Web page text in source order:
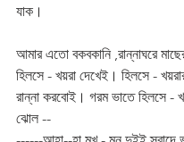
যাক।
আমার এতো বকবকানি ,রান্নাঘরে
হিলসে - খয়রা দেখেই। হিলসে -
রান্না করবোই। গরম ভাতে হিলসে -
ঝোল --